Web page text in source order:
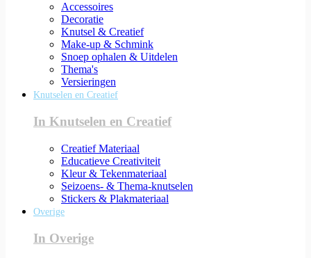
Accessoires
Decoratie
Knutsel & Creatief
Make-up & Schmink
Snoep ophalen & Uitdelen
Thema's
Versieringen
Knutselen en Creatief
In Knutselen en Creatief
Creatief Materiaal
Educatieve Creativiteit
Kleur & Tekenmateriaal
Seizoens- & Thema-knutselen
Stickers & Plakmateriaal
Overige
In Overige